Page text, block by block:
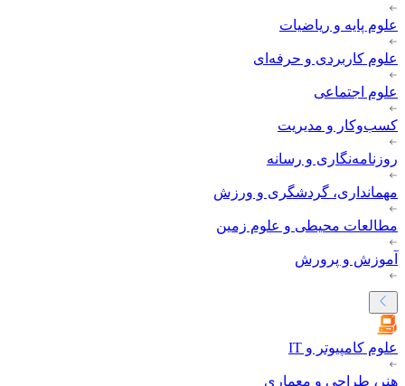
علوم پایه و ریاضیات
علوم کاربردی و حرفه‌ای
علوم اجتماعی
کسب‌وکار و مدیریت
روزنامه‌نگاری و رسانه
مهمانداری، گردشگری و ورزش
مطالعات محیطی و علوم زمین
آموزش و پرورش
علوم کامپیوتر و IT
هنر، طراحی و معماری